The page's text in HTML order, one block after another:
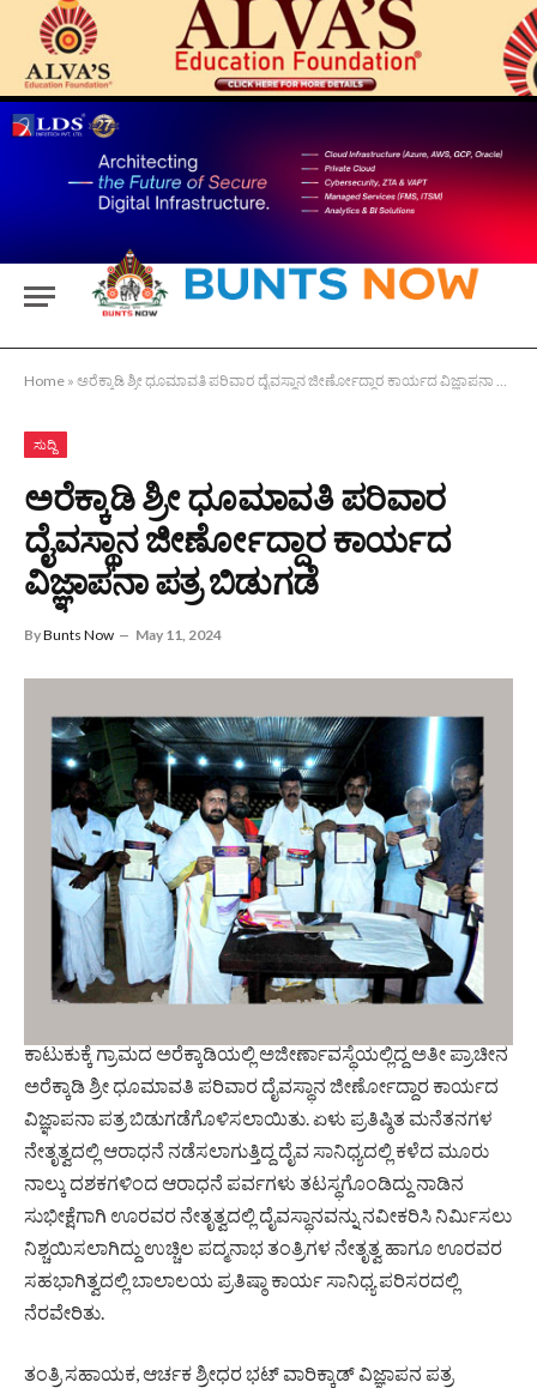
Home » ಅರೆಕ್ಕಾಡಿ ಶ್ರೀ ಧೂಮಾವತಿ ಪರಿವಾರ ದೈವಸ್ಥಾನ ಜೀರ್ಣೋದ್ದಾರ ಕಾರ್ಯದ ವಿಜ್ಞಾಪನಾ ಪತ್ರ ಬಿಡುಗಡೆ
ಸುದ್ದಿ
ಅರೆಕ್ಕಾಡಿ ಶ್ರೀ ಧೂಮಾವತಿ ಪರಿವಾರ
ದೈವಸ್ಥಾನ ಜೀರ್ಣೋದ್ದಾರ ಕಾರ್ಯದ
ವಿಜ್ಞಾಪನಾ ಪತ್ರ ಬಿಡುಗಡೆ
ByBunts Now May 11, 2024
ಕಾಟುಕುಕ್ಕೆ ಗ್ರಾಮದ ಅರೆಕ್ಕಾಡಿಯಲ್ಲಿ ಅಜೀರ್ಣಾವಸ್ಥೆಯಲ್ಲಿದ್ದ ಅತೀ ಪ್ರಾಚೀನ
ಅರೆಕ್ಕಾಡಿ ಶ್ರೀ ಧೂಮಾವತಿ ಪರಿವಾರ ದೈವಸ್ಥಾನ ಜೀರ್ಣೋದ್ದಾರ ಕಾರ್ಯದ
ವಿಜ್ಞಾಪನಾ ಪತ್ರ ಬಿಡುಗಡೆಗೊಳಿಸಲಾಯಿತು. ಏಳು ಪ್ರತಿಷ್ಠಿತ ಮನೆತನಗಳ
ನೇತೃತ್ವದಲ್ಲಿ ಆರಾಧನೆ ನಡೆಸಲಾಗುತ್ತಿದ್ದ ದೈವ ಸಾನಿಧ್ಯದಲ್ಲಿ ಕಳೆದ ಮೂರು
ನಾಲ್ಕು ದಶಕಗಳಿಂದ ಆರಾಧನೆ ಪರ್ವಗಳು ತಟಸ್ಥಗೊಂಡಿದ್ದು ನಾಡಿನ
ಸುಭೀಕ್ಷೆಗಾಗಿ ಊರವರ ನೇತೃತ್ವದಲ್ಲಿ ದೈವಸ್ಥಾನವನ್ನು ನವೀಕರಿಸಿ ನಿರ್ಮಿಸಲು
ನಿಶ್ಚಯಿಸಲಾಗಿದ್ದು ಉಚ್ಚಿಲ ಪದ್ಮನಾಭ ತಂತ್ರಿಗಳ ನೇತೃತ್ವ ಹಾಗೂ ಊರವರ
ಸಹಭಾಗಿತ್ವದಲ್ಲಿ ಬಾಲಾಲಯ ಪ್ರತಿಷ್ಠಾ ಕಾರ್ಯ ಸಾನಿಧ್ಯ ಪರಿಸರದಲ್ಲಿ
ನೆರವೇರಿತು.
ತಂತ್ರಿ ಸಹಾಯಕ, ಆರ್ಚಕ ಶ್ರೀಧರ ಭಟ್ ವಾರಿಕ್ಕಾಡ್ ವಿಜ್ಞಾಪನ ಪತ್ರ